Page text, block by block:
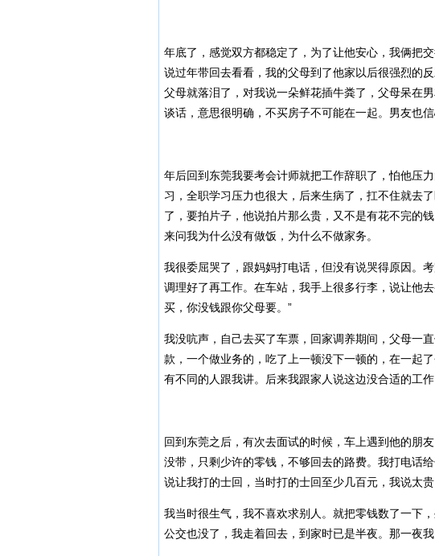
年底了，感觉双方都稳定了，为了让他安心，我俩把
说过年带回去看看，我的父母到了他家以后很强烈的
父母就落泪了，对我说一朵鲜花插牛粪了，父母呆在
谈话，意思很明确，不买房子不可能在一起。男友也信
年后回到东莞我要考会计师就把工作辞职了，怕他压
习，全职学习压力也很大，后来生病了，扛不住就去
了，要拍片子，他说拍片那么贵，又不是有花不完的
来问我为什么没有做饭，为什么不做家务。
我很委屈哭了，跟妈妈打电话，但没有说哭得原因。
调理好了再工作。在车站，我手上很多行李，说让他
买，你没钱跟你父母要。”
我没吭声，自己去买了车票，回家调养期间，父母一
款，一个做业务的，吃了上一顿没下一顿的，在一起
有不同的人跟我讲。后来我跟家人说这边没合适的工作
回到东莞之后，有次去面试的时候，车上遇到他的朋
没带，只剩少许的零钱，不够回去的路费。我打电话
说让我打的士回，当时打的士回至少几百元，我说太
我当时很生气，我不喜欢求别人。就把零钱数了一下
公交也没了，我走着回去，到家时已是半夜。那一夜我